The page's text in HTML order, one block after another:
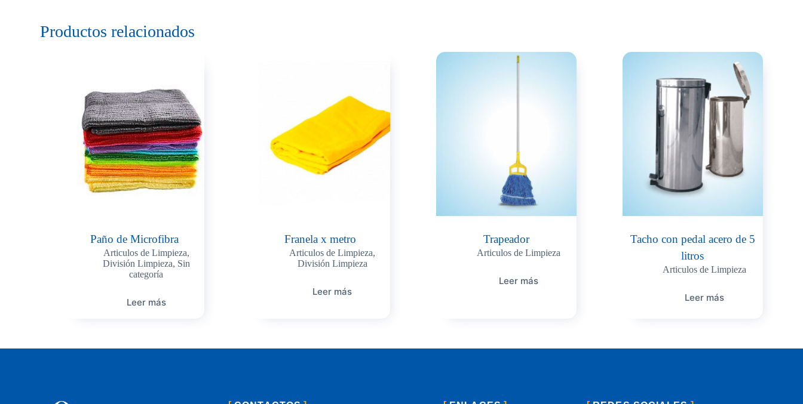
Productos relacionados
Paño de Microfibra
Articulos de Limpieza,
División Limpieza, Sin
categoría
Leer más
Franela x metro
Articulos de Limpieza,
División Limpieza
Leer más
Trapeador
Articulos de Limpieza
Leer más
Tacho con pedal acero de 5
litros
Articulos de Limpieza
Leer más